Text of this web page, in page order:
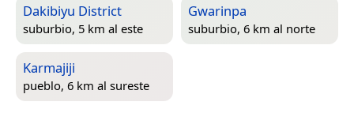
Dakibiyu District
suburbio, 5 km al este
Gwarinpa
suburbio, 6 km al norte
Karmajiji
pueblo, 6 km al sureste